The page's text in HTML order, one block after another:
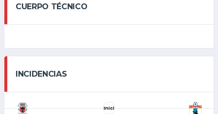
CUERPO TÉCNICO
INCIDENCIAS
Inici